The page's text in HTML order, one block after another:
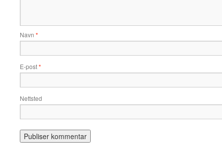
Navn *
E-post*
Nettsted